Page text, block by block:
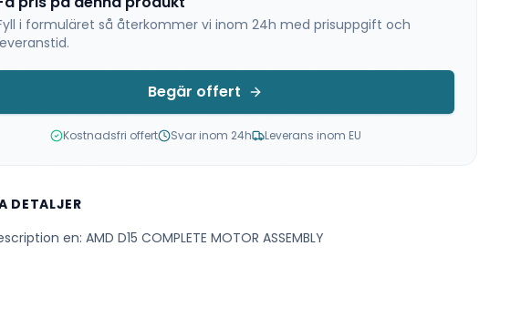
i formuläret så återkommer vi inom 24h med prisuppgift och
Begär offert
Kostnadsfri offert Svar inom 24h Leverans inom EU
DETALJER
en: AMD D15 COMPLETE MOTOR ASSEMBLY